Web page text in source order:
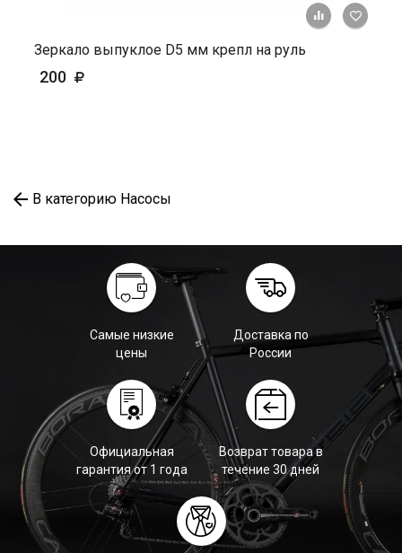
+ К
Зеркало выпуклое D5 мм крепл на руль
200
В категорию Насосы
Самые низкие
цены
Доставка по
России
Официальная
гарантия от 1 года
Возврат товара в
течение 30 дней